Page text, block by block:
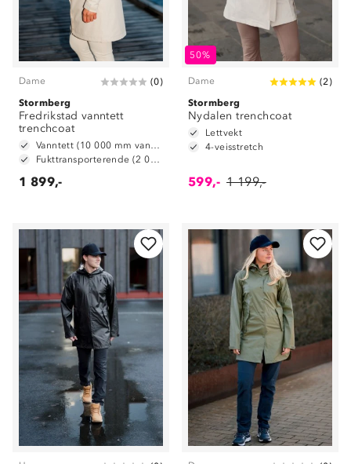
Dame (0)
Stormberg
Fredrikstad vanntett
trenchcoat
Vanntett (10 000 mm vannsøyle)
Fukttransporterende (2 000g/m2/24t)
1 899,-
50%
Dame (2)
Stormberg
Nydalen trenchcoat
Lettvekt
4-veisstretch
599,- 1 199,-